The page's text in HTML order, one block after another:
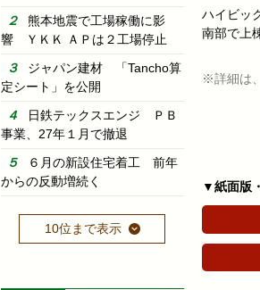
ハイビッ
南部で上
※詳細は
▼紙面版
熊本地震で工場稼働に影
響 ＹＫＫ ＡＰは２工場停止
ジャパン建材 「Tancho算
定シート」を公開
日鉄テックスエンジ ＰＢ
事業、27年１月で撤退
６月の新設住宅着工 前年
からの反動増続く
10位まで表示